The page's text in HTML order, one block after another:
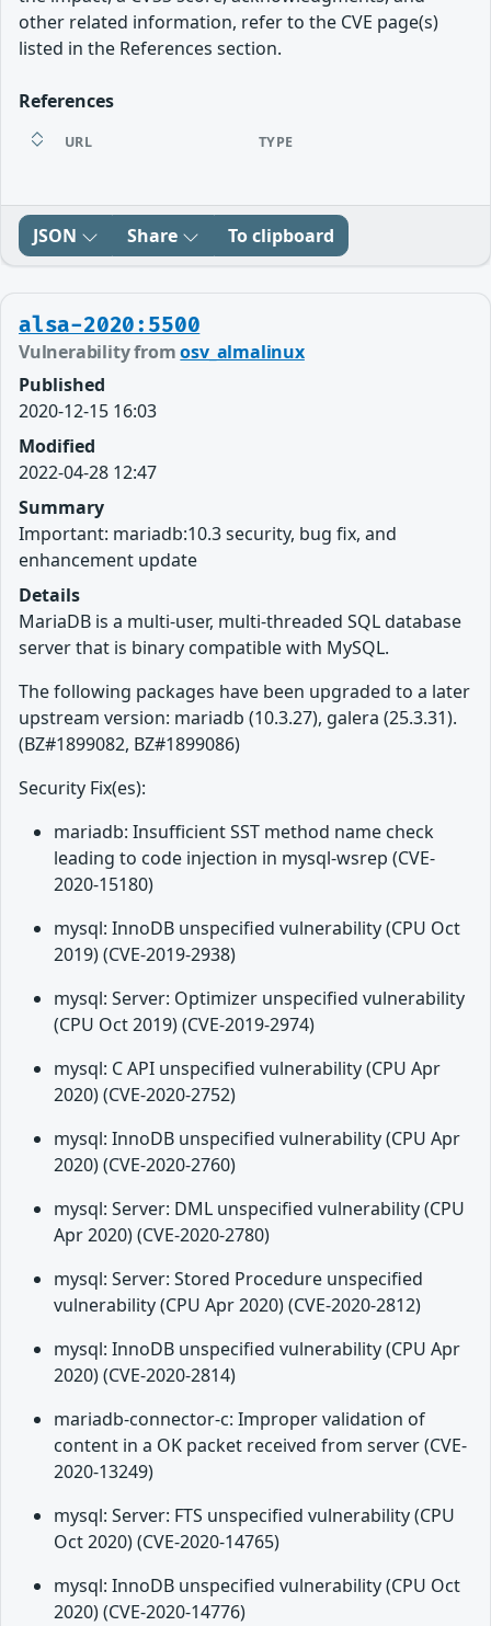
other related information, refer to the CVE page(s)
listed in the References section.
References
URL TYPE
JSON Share To clipboard
alsa-2020:5500
Vulnerability fromosv_almalinux
Published
2020-12-15 16:03
Modified
2022-04-28 12:47
Summary
Important: mariadb:10.3 security, bug fix, and
enhancement update
Details
MariaDB is a multi-user, multi-threaded SQL database
server that is binary compatible with MySQL.
The following packages have been upgraded to a later
upstream version: mariadb (10.3.27), galera (25.3.31).
(BZ#1899082, BZ#1899086)
Security Fix(es):
mariadb: Insufficient SST method name check
leading to code injection in mysql-wsrep (CVE-
2020-15180)
mysql: InnoDB unspecified vulnerability (CPU Oct
2019) (CVE-2019-2938)
mysql: Server: Optimizer unspecified vulnerability
(CPU Oct 2019) (CVE-2019-2974)
mysql: C API unspecified vulnerability (CPU Apr
2020) (CVE-2020-2752)
mysql: InnoDB unspecified vulnerability (CPU Apr
2020) (CVE-2020-2760)
mysql: Server: DML unspecified vulnerability (CPU
Apr 2020) (CVE-2020-2780)
mysql: Server: Stored Procedure unspecified
vulnerability (CPU Apr 2020) (CVE-2020-2812)
mysql: InnoDB unspecified vulnerability (CPU Apr
2020) (CVE-2020-2814)
mariadb-connector-c: Improper validation of
content in a OK packet received from server (CVE-
2020-13249)
mysql: Server: FTS unspecified vulnerability (CPU
Oct 2020) (CVE-2020-14765)
mysql: InnoDB unspecified vulnerability (CPU Oct
2020) (CVE-2020-14776)